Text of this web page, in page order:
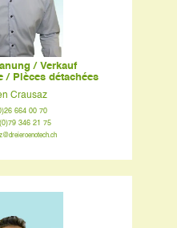
/ Verkauf
/ Pièces détachées
Crausaz
664 00 70
346 21 75